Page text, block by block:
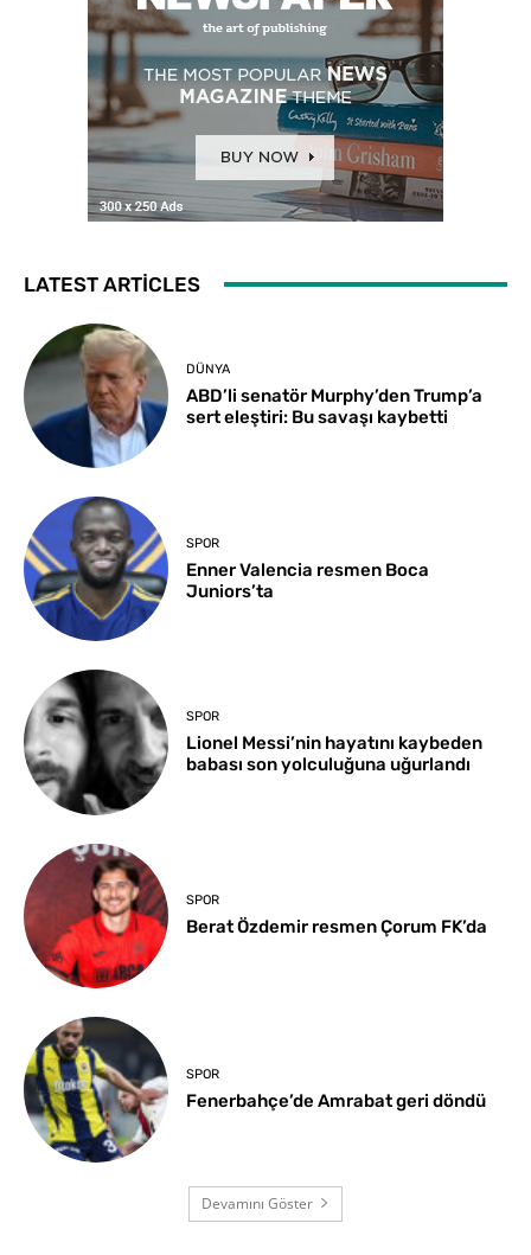
LATEST ARTICLES
DÜNYA
ABD’li senatör Murphy’den Trump’a
sert eleştiri: Bu savaşı kaybetti
SPOR
Enner Valencia resmen Boca
Juniors’ta
SPOR
Lionel Messi’nin hayatını kaybeden
babası son yolculuğuna uğurlandı
SPOR
Berat Özdemir resmen Çorum FK’da
SPOR
Fenerbahçe’de Amrabat geri döndü
Devamını Göster